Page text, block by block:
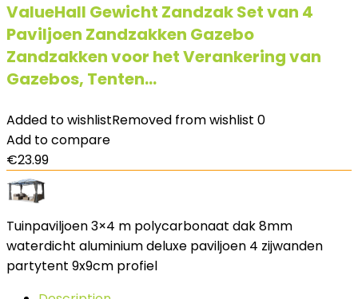
ValueHall Gewicht Zandzak Set van 4
Paviljoen Zandzakken Gazebo
Zandzakken voor het Verankering van
Gazebos, Tenten…
Added to wishlistRemoved from wishlist 0
Add to compare
€23.99
Tuinpaviljoen 3×4 m polycarbonaat dak 8mm
waterdicht aluminium deluxe paviljoen 4 zijwanden
partytent 9x9cm profiel